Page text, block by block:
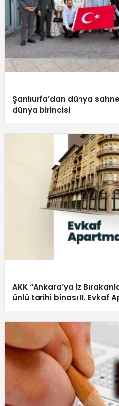
Şanlıurfa’dan dünya
dünya birincisi
AKK “Ankara’ya İz
ünlü tarihi binası II. Evkaf